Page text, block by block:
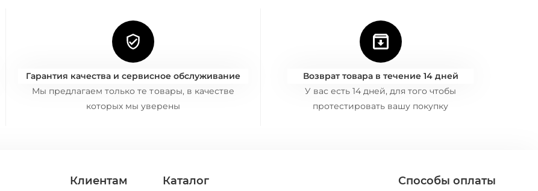
Гарантия качества и сервисное обслуживание
Мы предлагаем только те товары, в качестве
которых мы уверены
Возврат товара в течение 14 дней
У вас есть 14 дней, для того чтобы
протестировать вашу покупку
Клиентам Каталог Способы оплаты